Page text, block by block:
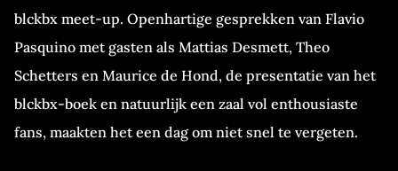
blckbx meet-up. Openhartige gesprekken van Flavio
Pasquino met gasten als Mattias Desmett, Theo
Schetters en Maurice de Hond, de presentatie van het
blckbx-boek en natuurlijk een zaal vol enthousiaste
fans, maakten het een dag om niet snel te vergeten.